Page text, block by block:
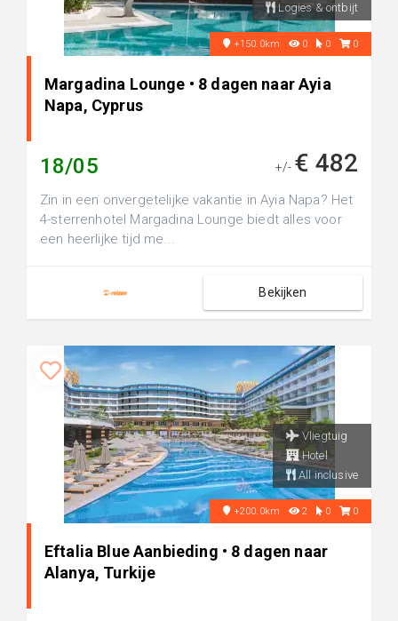
Logies & ontbijt
+150.0km 0 0 0
Margadina Lounge • 8 dagen naar Ayia
Napa, Cyprus
18/05 +/- € 482
Zin in een onvergetelijke vakantie in Ayia Napa? Het
4-sterrenhotel Margadina Lounge biedt alles voor
een heerlijke tijd me...
Bekijken
Vliegtuig
Hotel
All inclusive
+200.0km 2 0 0
Eftalia Blue Aanbieding • 8 dagen naar
Alanya, Turkije